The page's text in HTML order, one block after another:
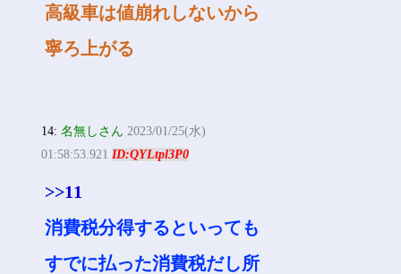
高級車は値崩れしないから
寧ろ上がる
14:名無しさん 2023/01/25(水)
01:58:53.921ID:QYLtpl3P0
>>11
消費税分得するといっても
すでに払った消費税だし所